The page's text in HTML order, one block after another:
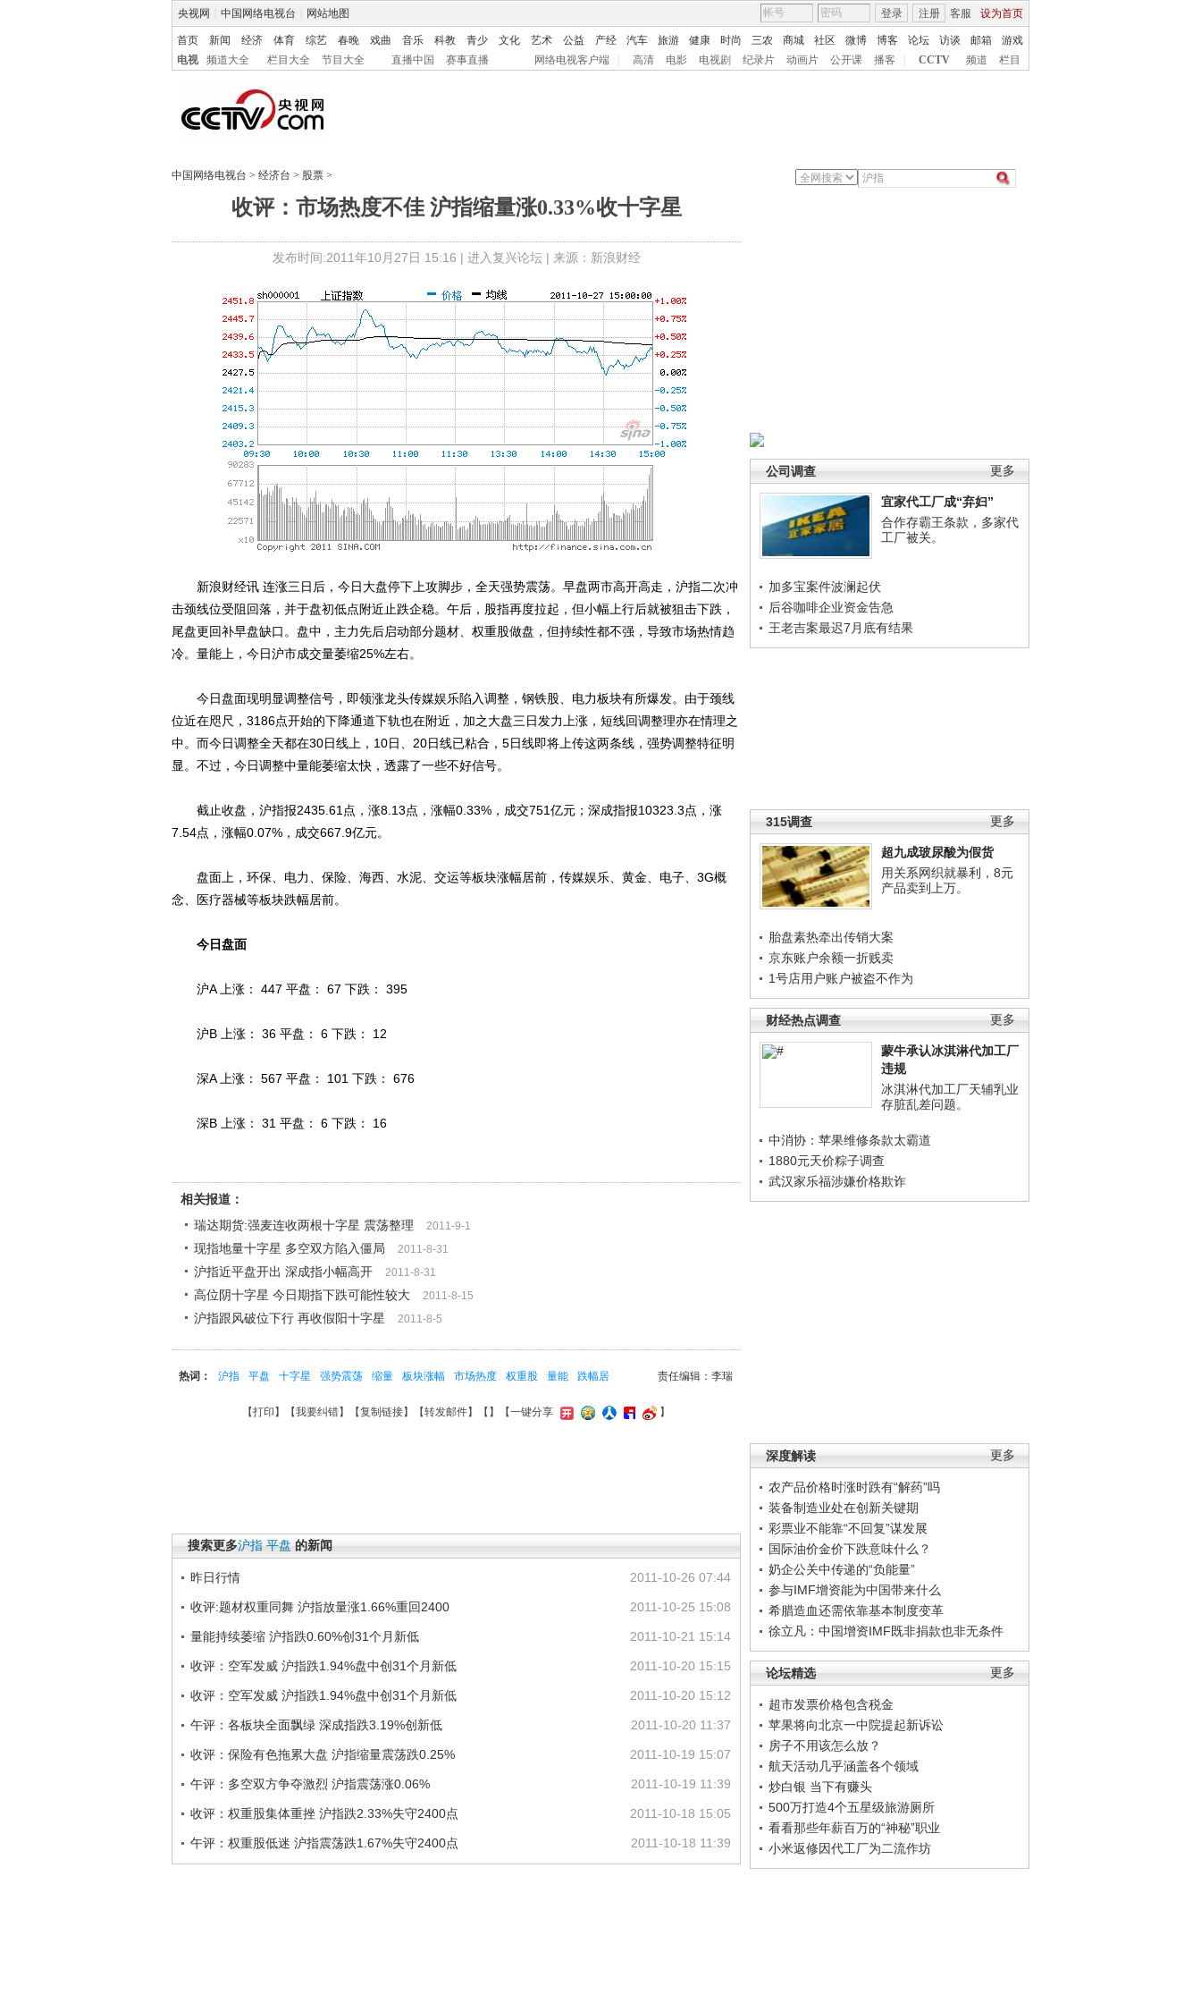
央视网 中国网络电视台 网站地图 客服 设为首页
登录 注册
首页 新闻 经济 体育 综艺 春晚 戏曲 音乐 科教 青少 文化 艺术 公益 产经 汽车 旅游 健康 时尚 三农 商城 社区 微博 博客 论坛 访谈 邮箱
游戏
电视
频道大全 栏目大全 节目大全 直播中国 赛事直播 网络电视客户端 高清 电影 电视剧 纪录片 动画片 公开课 播客 CCTV 频道 栏目
中国网络电视台 > 经济台 > 股票 >
收评：市场热度不佳 沪指缩量涨0.33%收十字星
发布时间:2011年10月27日 15:16 | 进入复兴论坛| 来源：新浪财经
更多
公司调查
宜家代工厂成“弃妇”
合作存霸王条款，多家代
工厂被关。
加多宝案件波澜起伏
后谷咖啡企业资金告急
王老吉案最迟7月底有结果
更多
315调查
超九成玻尿酸为假货
用关系网织就暴利，8元
产品卖到上万。
胎盘素热牵出传销大案
京东账户余额一折贱卖
1号店用户账户被盗不作为
更多
财经热点调查
蒙牛承认冰淇淋代加工厂
违规
冰淇淋代加工厂天辅乳业
存脏乱差问题。
中消协：苹果维修条款太霸道
1880元天价粽子调查
武汉家乐福涉嫌价格欺诈
更多
深度解读
农产品价格时涨时跌有“解药”吗
装备制造业处在创新关键期
彩票业不能靠“不回复”谋发展
国际油价金价下跌意味什么？
奶企公关中传递的“负能量”
参与IMF增资能为中国带来什么
希腊造血还需依靠基本制度变革
徐立凡：中国增资IMF既非捐款也非无条件
更多
论坛精选
超市发票价格包含税金
苹果将向北京一中院提起新诉讼
房子不用该怎么放？
航天活动几乎涵盖各个领域
炒白银 当下有赚头
500万打造4个五星级旅游厕所
看看那些年薪百万的“神秘”职业
小米返修因代工厂为二流作坊
新浪财经讯 连涨三日后，今日大盘停下上攻脚步，全天强势震荡。早盘两市高开高走，沪指二次冲
击颈线位受阻回落，并于盘初低点附近止跌企稳。午后，股指再度拉起，但小幅上行后就被狙击下跌，
尾盘更回补早盘缺口。盘中，主力先后启动部分题材、权重股做盘，但持续性都不强，导致市场热情趋
冷。量能上，今日沪市成交量萎缩25%左右。
今日盘面现明显调整信号，即领涨龙头传媒娱乐陷入调整，钢铁股、电力板块有所爆发。由于颈线
位近在咫尺，3186点开始的下降通道下轨也在附近，加之大盘三日发力上涨，短线回调整理亦在情理之
中。而今日调整全天都在30日线上，10日、20日线已粘合，5日线即将上传这两条线，强势调整特征明
显。不过，今日调整中量能萎缩太快，透露了一些不好信号。
截止收盘，沪指报2435.61点，涨8.13点，涨幅0.33%，成交751亿元；深成指报10323.3点，涨
7.54点，涨幅0.07%，成交667.9亿元。
盘面上，环保、电力、保险、海西、水泥、交运等板块涨幅居前，传媒娱乐、黄金、电子、3G概
念、医疗器械等板块跌幅居前。
今日盘面
沪A 上涨： 447 平盘： 67 下跌： 395
沪B 上涨： 36 平盘： 6 下跌： 12
深A 上涨： 567 平盘： 101 下跌： 676
深B 上涨： 31 平盘： 6 下跌： 16
相关报道：
瑞达期货:强麦连收两根十字星 震荡整理
2011-9-1
现指地量十字星 多空双方陷入僵局 2011-8-31
沪指近平盘开出 深成指小幅高开 2011-8-31
高位阴十字星 今日期指下跌可能性较大 2011-8-15
沪指跟风破位下行 再收假阳十字星 2011-8-5
责任编辑：李瑞
热词： 沪指 平盘 十字星 强势震荡 缩量 板块涨幅 市场热度 权重股 量能 跌幅居
【打印 】【我要纠错】【复制链接】【转发邮件】【 】 【一键分享 】
搜索更多沪指 平盘 的新闻
2011-10-26 07:44
昨日行情
2011-10-25 15:08
收评:题材权重同舞 沪指放量涨1.66%重回2400
2011-10-21 15:14
量能持续萎缩 沪指跌0.60%创31个月新低
2011-10-20 15:15
收评：空军发威 沪指跌1.94%盘中创31个月新低
2011-10-20 15:12
收评：空军发威 沪指跌1.94%盘中创31个月新低
2011-10-20 11:37
午评：各板块全面飘绿 深成指跌3.19%创新低
2011-10-19 15:07
收评：保险有色拖累大盘 沪指缩量震荡跌0.25%
2011-10-19 11:39
午评：多空双方争夺激烈 沪指震荡涨0.06%
2011-10-18 15:05
收评：权重股集体重挫 沪指跌2.33%失守2400点
2011-10-18 11:39
午评：权重股低迷 沪指震荡跌1.67%失守2400点